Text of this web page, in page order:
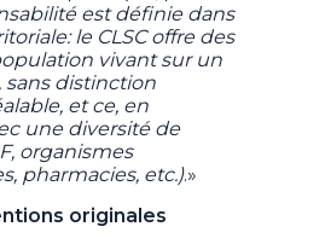
est définie dans
le CLSC offre des
vivant sur un
sans distinction
et ce, en
une diversité de
organismes
pharmacies, etc.).»
originales